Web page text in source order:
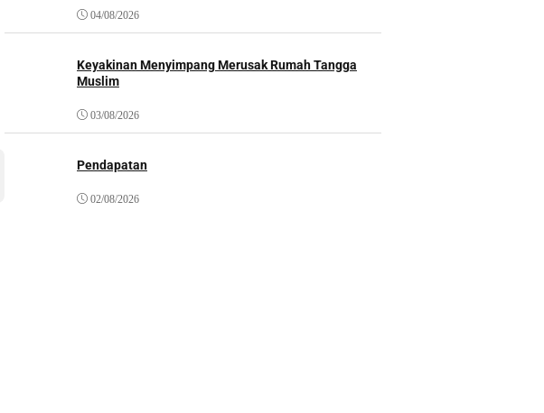
04/08/2026
Keyakinan Menyimpang Merusak Rumah Tangga
Muslim
03/08/2026
Pendapatan
02/08/2026